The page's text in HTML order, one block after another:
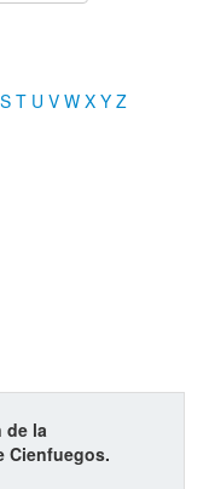
S T U V W X Y Z
de la
Cienfuegos.